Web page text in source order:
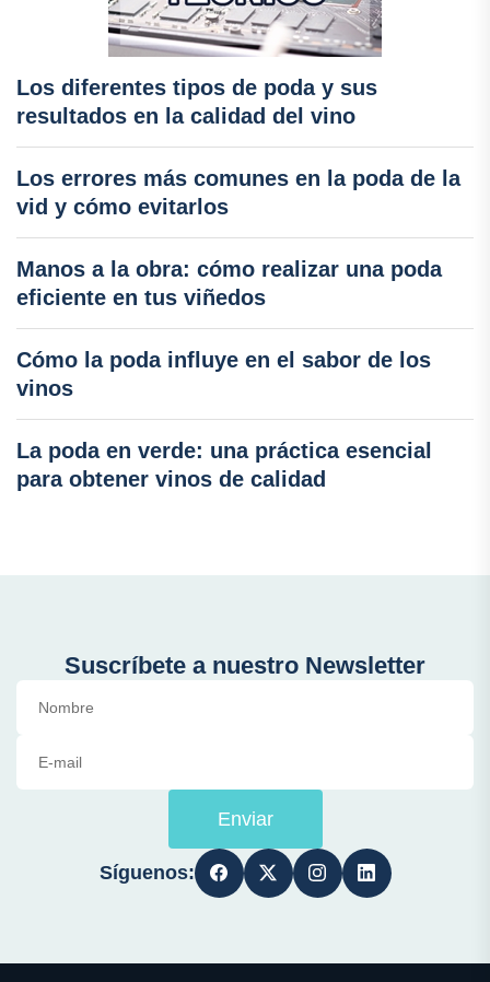
Los diferentes tipos de poda y sus
resultados en la calidad del vino
Los errores más comunes en la poda de la
vid y cómo evitarlos
Manos a la obra: cómo realizar una poda
eficiente en tus viñedos
Cómo la poda influye en el sabor de los
vinos
La poda en verde: una práctica esencial
para obtener vinos de calidad
Suscríbete a nuestro Newsletter
Enviar
Síguenos: